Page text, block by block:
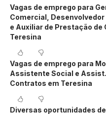
Vagas de emprego para
Comercial,
e Auxiliar de Prestação de
Teresina
Vagas de emprego para
Assistente Social e
Contratos em Teresina
Diversas oportunidades